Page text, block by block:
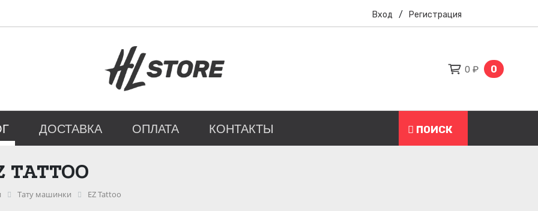
Вход / Регистрация
0 ₽ 0
ДОСТАВКА ОПЛАТА КОНТАКТЫ ПОИСК
Тату машинки EZ Tattoo